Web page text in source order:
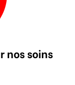
nos soins